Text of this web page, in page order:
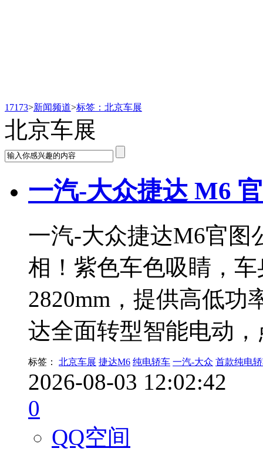
17173>新闻频道>标签：北京车展
北京车展
一汽-大众捷达 M6
一汽-大众捷达M6官图
相！紫色车色吸睛，
2820mm，提供高低功
达全面转型智能电动
标签： 北京车展 捷达M6 纯电轿车 一汽-大众 首款纯电
2026-08-03 12:02:42
0
QQ空间